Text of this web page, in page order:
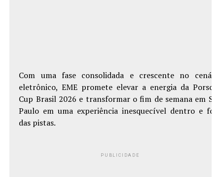
Com uma fase consolidada e crescente no cenário
eletrônico, EME promete elevar a energia da Porsche
Cup Brasil 2026 e transformar o fim de semana em São
Paulo em uma experiência inesquecível dentro e fora
das pistas.
PUBLICIDADE